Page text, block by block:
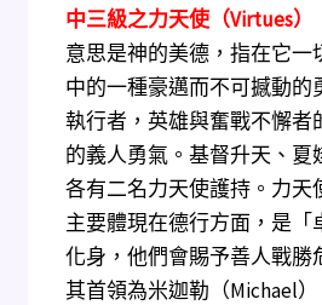
中三級之力天使（Virtues）
意思是神的美德，指在它一
中的一種豪邁而不可撼動的
執行者，英雄與奮戰不懈者
的義人勇氣。基督升天、夏
各有二名力天使護持。力天
主要體現在德行方面，是「
化身，他們會賜予善人戰勝
其首領為米迦勒（Michael）